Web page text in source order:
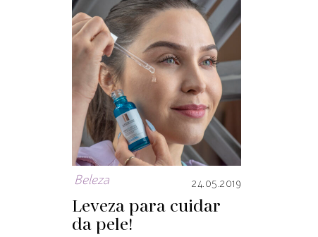
Beleza 24.05.2019
Leveza para cuidar
da pele!